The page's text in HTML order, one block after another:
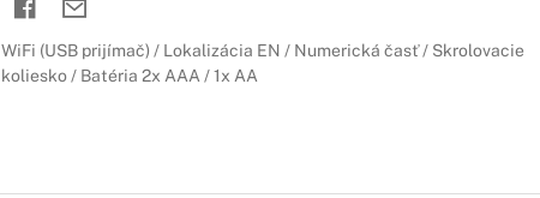
WiFi (USB prijímač) / Lokalizácia EN / Numerická časť / Skrolovacie
koliesko / Batéria 2x AAA / 1x AA